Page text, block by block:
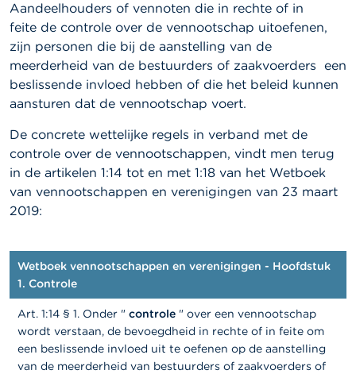
e
n
O
v
e
r
d
e
F
S
A
i
e
u
w
&
W
a
a
Aandeelhouders of vennoten die in rechte of in
feite de controle over de vennootschap uitoefenen,
zijn personen die bij de aanstelling van de
meerderheid van de bestuurders of zaakvoerders een
beslissende invloed hebben of die het beleid kunnen
aansturen dat de vennootschap voert.
De concrete wettelijke regels in verband met de
controle over de vennootschappen, vindt men terug
in de artikelen 1:14 tot en met 1:18 van het Wetboek
van vennootschappen en verenigingen van 23 maart
2019:
Wetboek vennootschappen en verenigingen - Hoofdstuk
1. Controle
Art. 1:14 § 1. Onder " controle " over een vennootschap
wordt verstaan, de bevoegdheid in rechte of in feite om
een beslissende invloed uit te oefenen op de aanstelling
van de meerderheid van bestuurders of zaakvoerders of